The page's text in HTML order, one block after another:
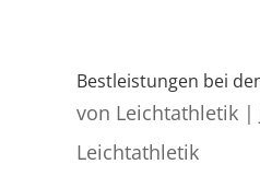
Bestleistungen bei
von Leichtathletik|
Leichtathletik